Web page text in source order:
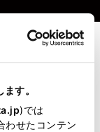
す。
)では
わせたコンテン
ッケー